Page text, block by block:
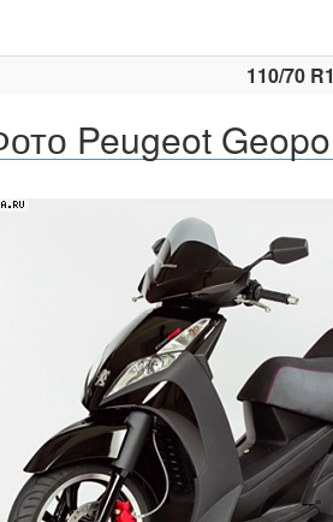
110/70
Peugeot